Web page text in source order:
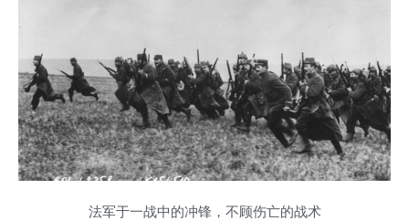
法军于一战中的冲锋，不顾伤亡的战术